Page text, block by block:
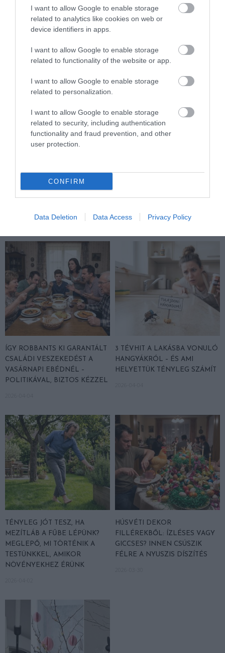
I want to allow Google to enable storage
related to analytics like cookies on web or
device identifiers in apps.
I want to allow Google to enable storage
related to functionality of the website or app.
I want to allow Google to enable storage
related to personalization.
I want to allow Google to enable storage
related to security, including authentication
functionality and fraud prevention, and other
user protection.
CONFIRM
Data Deletion Data Access Privacy Policy
MÁR BEPORZÓBARÁT
TRENDNEK HÍVJUK
AZTÁN MEGKÖNNYEBBÜLSZ
LEGDRÁGÁBB MEGLEPETÉS: A
SITT TUD IGAZÁN
KELLEMETLEN LENNI 2026-
MINDEN ÁRTHAT NEKIK
2026-04-05
ÍGY ROBBANTS KI GARANTÁLT
CSALÁDI VESZEKEDÉST A
VASÁRNAPI EBÉDNÉL –
POLITIKÁVAL, BIZTOS KÉZZEL
3 TÉVHIT A LAKÁSBA VONULÓ
HANGYÁKRÓL – ÉS AMI
HELYETTÜK TÉNYLEG SZÁMÍT
TÉNYLEG JÓT TESZ, HA
MEZÍTLÁB A FŰBE LÉPÜNK?
MEGLEPŐ, MI TÖRTÉNIK A
TESTÜNKKEL, AMIKOR
NÖVÉNYEKHEZ ÉRÜNK
HÚSVÉTI DEKOR
FILLÉREKBŐL: ÍZLÉSES VAGY
GICCSES? INNEN CSÚSZIK
FÉLRE A NYUSZIS DÍSZÍTÉS